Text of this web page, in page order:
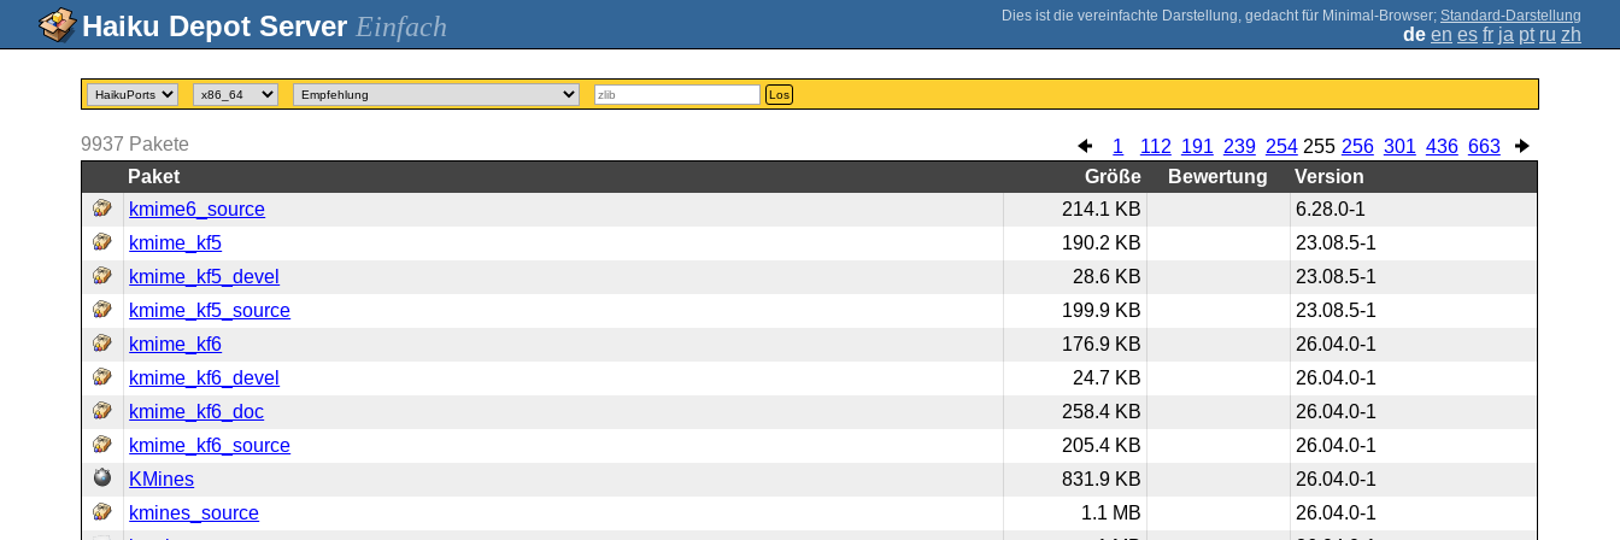
Einfach ; Standard-Darstellung
de en es fr ja pt ru zh
Los
1 112 191 239 254 255 256 301 436 663
9937 Pakete
Paket
Größe Bewertung
Version
kmime6_source
214.1 KB
6.28.0-1
kmime_kf5
190.2 KB
23.08.5-1
kmime_kf5_devel
28.6 KB
23.08.5-1
kmime_kf5_source
199.9 KB
23.08.5-1
kmime_kf6
176.9 KB
26.04.0-1
kmime_kf6_devel
24.7 KB
26.04.0-1
kmime_kf6_doc
258.4 KB
26.04.0-1
kmime_kf6_source
205.4 KB
26.04.0-1
KMines
831.9 KB
26.04.0-1
kmines_source
1.1 MB
26.04.0-1